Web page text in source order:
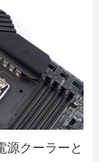
源クーラーと